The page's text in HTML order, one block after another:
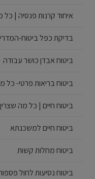
איחוד קרנות פנסיה |
בדיקת כפל ביטוח-
ביטוח אבדן כושר עבודה
ביטוח בריאות פרטי- כל
ביטוח חיים | כל מה
ביטוח חיים למשכנתא
ביטוח מחלות קשות
ביטוח נסיעות לחול